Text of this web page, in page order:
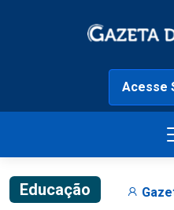
Acesse
Educação